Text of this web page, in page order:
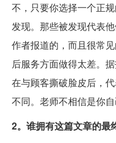
不，只要你选择一个正
发现。那些被发现代表
作者报道的，而且很常
后服务方面做得太差。
在与顾客撕破脸皮后，
不同。老师不相信是你自
2。谁拥有这篇文章的最